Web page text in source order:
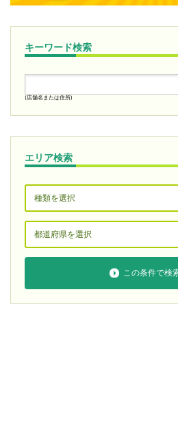
キーワード検索
(店舗名または住所)
エリア検索
この条件で検